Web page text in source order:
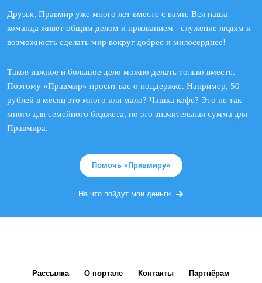
Друзья, Правмир уже много лет вместе с вами. Вся наша
команда живет общим делом и призванием - служение людям и
возможность сделать мир вокруг добрее и милосерднее!
Такое важное и большое дело можно делать только вместе.
Поэтому «Правмир» просит вас о поддержке. Например, 50
рублей в месяц это много или мало? Чашка кофе? Это не так
много для семейного бюджета, но это значительная сумма для
Правмира.
Помочь «Правмиру»
На что пойдут мои деньги
Рассылка О портале Контакты Партнёрам